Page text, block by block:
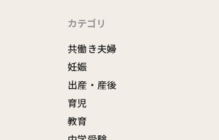
カテゴリ
共働き夫婦
妊娠
出産・産後
育児
教育